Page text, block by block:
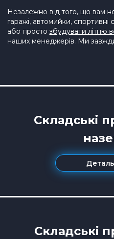
Незалежно від того, що вам
гаражі, автомийки,
або просто збудувати літню
наших менеджерів. Ми
Складські
Складські